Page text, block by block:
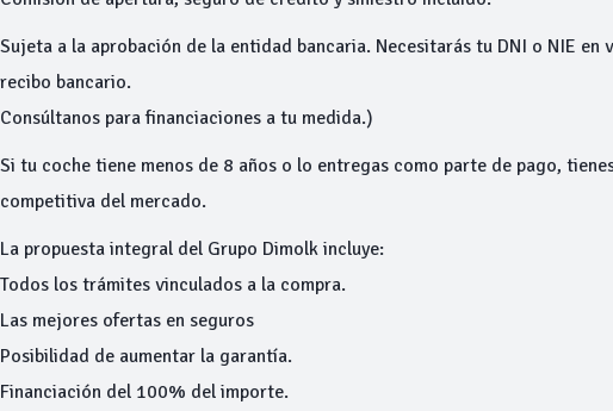
Sujeta a la aprobación de la entidad bancaria. Necesitarás tu DNI o NIE
recibo bancario.
Consúltanos para financiaciones a tu medida.)
Si tu coche tiene menos de 8 años o lo entregas como parte de pago,
competitiva del mercado.
La propuesta integral del Grupo Dimolk incluye:
Todos los trámites vinculados a la compra.
Las mejores ofertas en seguros
Posibilidad de aumentar la garantía.
Financiación del 100% del importe.